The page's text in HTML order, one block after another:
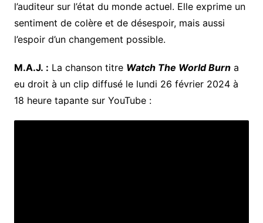
l’auditeur sur l’état du monde actuel. Elle exprime un
sentiment de colère et de désespoir, mais aussi
l’espoir d’un changement possible.
M.A.J. : La chanson titre Watch The World Burna
eu droit à un clip diffusé le lundi 26 février 2024 à
18 heure tapante sur YouTube :